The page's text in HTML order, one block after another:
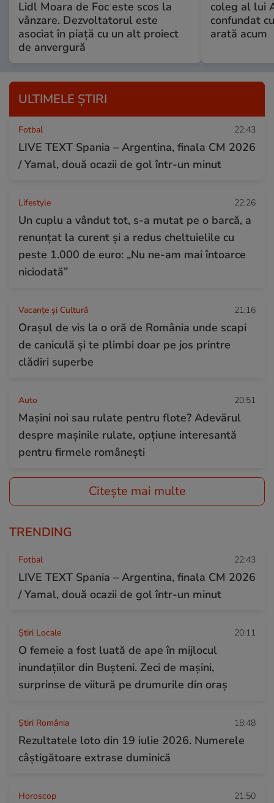
Lidl Moara de Foc este scos la
vânzare. Dezvoltatorul este
asociat în piață cu un alt proiect
de anvergură
coleg al lui
confundat
arată acum
ULTIMELE ȘTIRI
Fotbal 22:43
LIVE TEXT Spania – Argentina, finala CM 2026
/ Yamal, două ocazii de gol într-un minut
Lifestyle 22:26
Un cuplu a vândut tot, s-a mutat pe o barcă, a
renunțat la curent și a redus cheltuielile cu
peste 1.000 de euro: „Nu ne-am mai întoarce
niciodată”
Vacanțe și Cultură 21:16
Orașul de vis la o oră de România unde scapi
de caniculă și te plimbi doar pe jos printre
clădiri superbe
Auto 20:51
Mașini noi sau rulate pentru flote? Adevărul
despre mașinile rulate, opțiune interesantă
pentru firmele românești
Citește mai multe
TRENDING
Fotbal 22:43
LIVE TEXT Spania – Argentina, finala CM 2026
/ Yamal, două ocazii de gol într-un minut
Știri Locale 20:11
O femeie a fost luată de ape în mijlocul
inundațiilor din Bușteni. Zeci de mașini,
surprinse de viitură pe drumurile din oraș
Știri România 18:48
Rezultatele loto din 19 iulie 2026. Numerele
câștigătoare extrase duminică
Horoscop 21:50